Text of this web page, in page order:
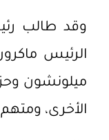
وقد طالب
الرئيس
ميلونشون
الأخرى،